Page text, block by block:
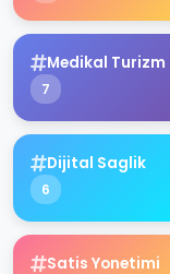
Medikal Turizm
7
Dijital Saglik
6
Satis Yonetimi